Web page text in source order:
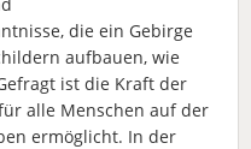
die ein Gebirge
aufbauen, wie
ist die Kraft der
alle Menschen auf der
ermöglicht. In der